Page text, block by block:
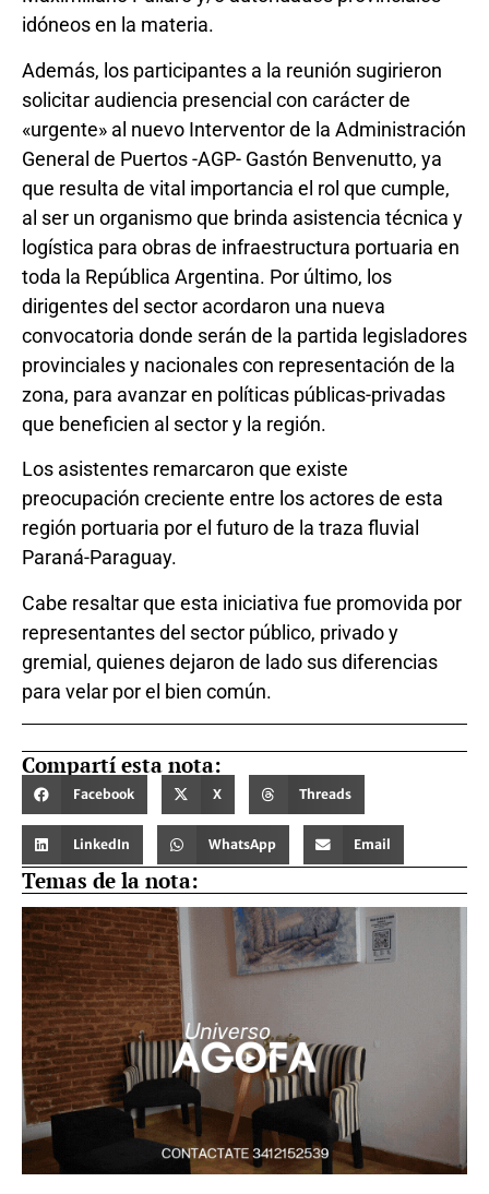
idóneos en la materia.
Además, los participantes a la reunión sugirieron
solicitar audiencia presencial con carácter de
«urgente» al nuevo Interventor de la Administración
General de Puertos -AGP- Gastón Benvenutto, ya
que resulta de vital importancia el rol que cumple,
al ser un organismo que brinda asistencia técnica y
logística para obras de infraestructura portuaria en
toda la República Argentina. Por último, los
dirigentes del sector acordaron una nueva
convocatoria donde serán de la partida legisladores
provinciales y nacionales con representación de la
zona, para avanzar en políticas públicas-privadas
que beneficien al sector y la región.
Los asistentes remarcaron que existe
preocupación creciente entre los actores de esta
región portuaria por el futuro de la traza fluvial
Paraná-Paraguay.
Cabe resaltar que esta iniciativa fue promovida por
representantes del sector público, privado y
gremial, quienes dejaron de lado sus diferencias
para velar por el bien común.
Compartí esta nota:
Facebook X Threads
LinkedIn WhatsApp Email
Temas de la nota: